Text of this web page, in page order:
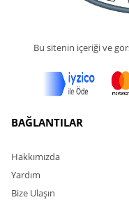
Bu sitenin içeriği ve
BAĞLANTILAR
Hakkımızda
Yardım
Bize Ulaşın